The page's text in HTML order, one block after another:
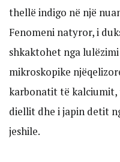
thellë indigo në një
Fenomeni natyror, i
shkaktohet nga
mikroskopike
karbonatit të kalciumit,
diellit dhe i japin detit
jeshile.